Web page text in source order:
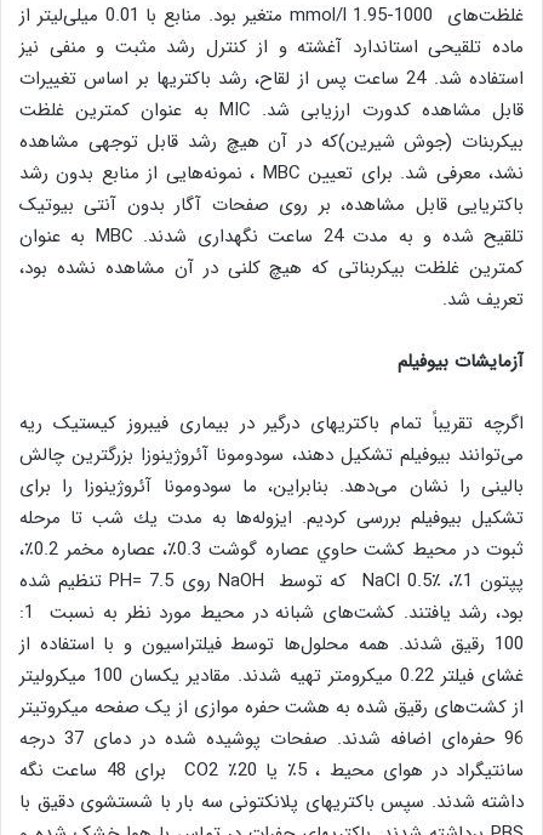
غلظت‌های mmol/l 1.95-1000 متغیر بود. منابع با 0.01 میلی‌لیتر از
ماده تلقیحی استاندارد آغشته و از کنترل رشد مثبت و منفی نیز
استفاده شد. 24 ساعت پس از لقاح، رشد باکتریها بر اساس تغییرات
قابل مشاهده کدورت ارزیابی شد. MIC به عنوان کمترین غلظت
بیکربنات (جوش شیرین)که در آن هیچ رشد قابل توجهی مشاهده
نشد، معرفی شد. برای تعیین MBC ، نمونه‌هایی از منابع بدون رشد
باکتریایی قابل مشاهده، بر روی صفحات آگار بدون آنتی بیوتیک
تلقیح شده و به مدت 24 ساعت نگهداری شدند. MBC به عنوان
کمترین غلظت بیکربناتی که هیچ کلنی در آن مشاهده نشده بود،
تعریف شد.
آزمایشات بیوفیلم
اگرچه تقریباً تمام باکتریهای درگیر در بیماری فیبروز کیستیک ریه
می‌توانند بیوفیلم تشکیل دهند، سودومونا آئروژینوزا بزرگترین چالش
بالینی را نشان می‌دهد. بنابراین، ما سودومونا آئروژینوزا را برای
تشکیل بیوفیلم بررسی کردیم. ایزوله‌ها به مدت يك شب تا مرحله
ثبوت در محیط کشت حاوي عصاره گوشت 0.3٪، عصاره مخمر 0.2٪،
پپتون 1٪، NaCl 0.5٪ که توسط NaOH روی PH= 7.5 تنظیم شده
بود، رشد یافتند. کشت‌های شبانه در محیط مورد نظر به نسبت 1:
100 رقیق شدند. همه محلول‌ها توسط فیلتراسیون و با استفاده از
غشای فیلتر 0.22 میکرومتر تهیه شدند. مقادیر یکسان 100 میکرولیتر
از کشت‌های رقیق شده به هشت حفره موازی از یک صفحه میکروتیتر
96 حفره‌ای اضافه شدند. صفحات پوشیده شده در دمای 37 درجه
سانتیگراد در هوای محیط ، 5٪ یا 20٪ CO2 برای 48 ساعت نگه
داشته شدند. سپس باکتریهای پلانکتونی سه بار با شستشوی دقیق با